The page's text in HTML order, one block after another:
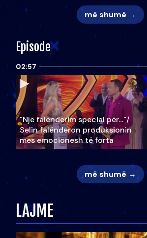
më shumë →
Episode
02:57
"Një falenderim special për…"/
Selin falënderon produksionin
mes emocionesh të forta
më shumë →
LAJME